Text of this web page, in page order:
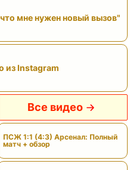
мне нужен новый вызов"
из Instagram
Все видео
ПСЖ 1:1 (4:3) Арсенал: Полный
матч + обзор